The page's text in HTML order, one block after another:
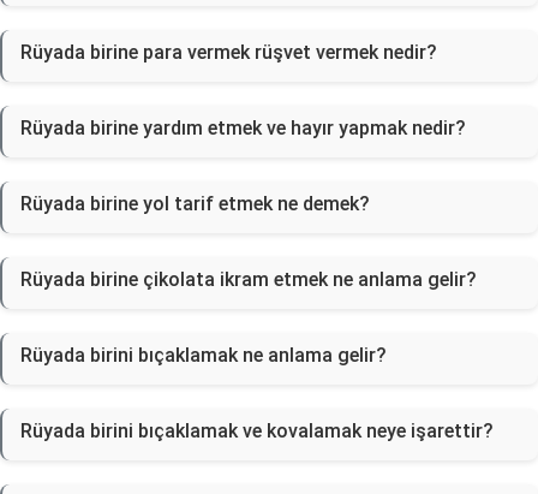
Rüyada birine para vermek rüşvet vermek nedir?
Rüyada birine yardım etmek ve hayır yapmak nedir?
Rüyada birine yol tarif etmek ne demek?
Rüyada birine çikolata ikram etmek ne anlama gelir?
Rüyada birini bıçaklamak ne anlama gelir?
Rüyada birini bıçaklamak ve kovalamak neye işarettir?